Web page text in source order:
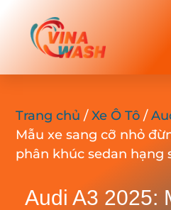
Trang chủ /Xe Ô Tô /
Mẫu xe sang cỡ nhỏ
phân khúc sedan hạng
Audi A3 2025: